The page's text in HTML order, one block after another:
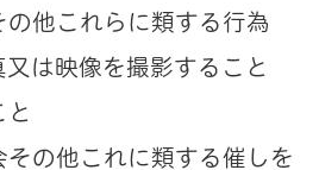
の他これらに類する行為
又は映像を撮影すること
と
その他これに類する催しを